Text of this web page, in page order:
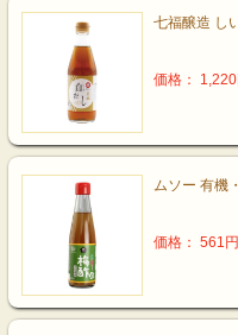
七福醸造 し
価格：
ムソー 有機
価格： 561